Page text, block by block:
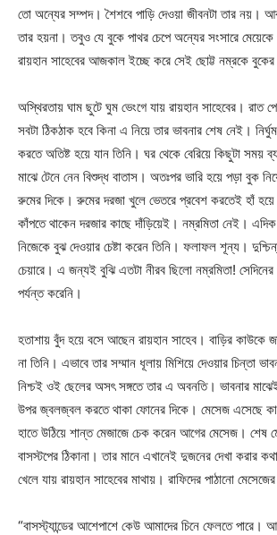
তো অন্যের সম্পদ। শৈশবে পাড়ি দেওয়া জীবনটা তার নয়।
তার হয়না। তবুও যে বুকে পাথর চেপে অন্যের সংসারে মেয়েকে
রায়হান সাহেবের আজকাল ইচ্ছে করে সেই ছোট্ট নম্রকে
অস্থিরতায় ঘাম ছুটে ঘুম ভেংগে যায় রায়হান সাহেবের। রাত
সবটা ঠিকঠাক হবে কিনা এ নিয়ে তার ভাবনার শেষ নেই।
করতে অতিষ্ট হয়ে যান তিনি। ঘর থেকে বেরিয়ে কিছুটা সময়
মাঝে টেনে নেন বিশুদ্ধ বাতাস। অতঃপর ভারি হয়ে পড়া বুক
রুমের দিকে। রুমের দরজা খুলে ভেতরে প্রবেশ করতেই হাঁ
কাঁপতে থাকেন দরজার কাছে দাঁড়িয়েই। নম্রমিতা নেই।
নিজেকে বুঝ দেওয়ার চেষ্টা করেন তিনি। ফলাফল শূন্য।
চেয়ারে। এ জন্যই বুঝি এতটা নীরব ছিলো নম্রমিতা!
পর্যন্ত করেনি।
হতাশায় বুঁদ হয়ে বসে আছেন রায়হান সাহেব। বাড়ির কাউকে
না তিনি। এভাবে তার সম্মান ধূলায় মিশিয়ে দেওয়ার চিন্তা
নিশ্চই ওই ছেলের অসৎ সঙ্গতে তার এ অবনতি। ভাবনার
উপর জ্বলজ্বল করতে থাকা ফোনের দিকে। মেসেজ এসেছে
হাতে উঠিয়ে শান্ত মেজাজে চেক করেন আগের মেসেজ। শেষ
বাসস্টপের ঠিকানা। তার মানে এখানেই দুজনের দেখা করার
খেলে যায় রায়হান সাহেবের মাথায়। রাফিদের পাঠানো
“বাসস্ট্যান্ডের আশেপাশে কেউ আমাদের চিনে ফেলতে পারে।